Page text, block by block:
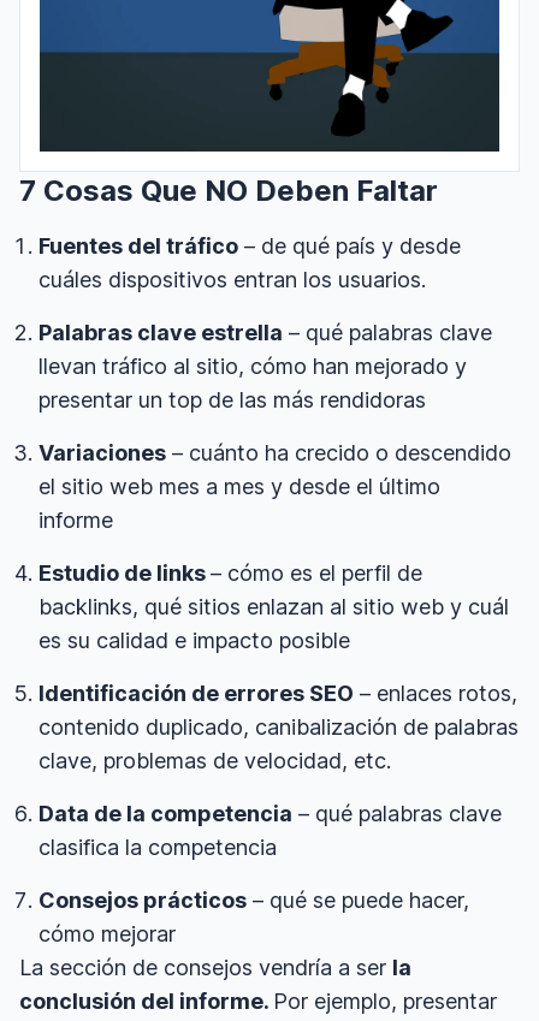
7 Cosas Que NO Deben Faltar
Fuentes del tráfico – de qué país y desde
cuáles dispositivos entran los usuarios.
Palabras clave estrella – qué palabras clave
llevan tráfico al sitio, cómo han mejorado y
presentar un top de las más rendidoras
Variaciones – cuánto ha crecido o descendido
el sitio web mes a mes y desde el último
informe
Estudio de links– cómo es el perfil de
backlinks, qué sitios enlazan al sitio web y cuál
es su calidad e impacto posible
Identificación de errores SEO – enlaces rotos,
contenido duplicado, canibalización de palabras
clave, problemas de velocidad, etc.
Data de la competencia – qué palabras clave
clasifica la competencia
Consejos prácticos – qué se puede hacer,
cómo mejorar
La sección de consejos vendría a ser la
conclusión del informe. Por ejemplo, presentar